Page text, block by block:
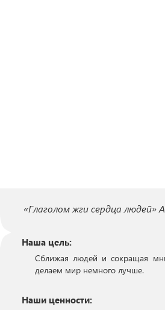
«Глаголом жги сердца людей»
Наша цель:
Сближая людей и сокращая
делаем мир немного лучше.
Наши ценности: